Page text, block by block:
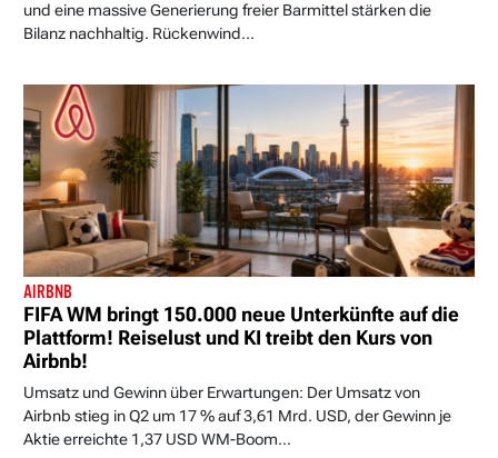
und eine massive Generierung freier Barmittel stärken die
Bilanz nachhaltig. Rückenwind...
AIRBNB
FIFA WM bringt 150.000 neue Unterkünfte auf die
Plattform! Reiselust und KI treibt den Kurs von
Airbnb!
Umsatz und Gewinn über Erwartungen: Der Umsatz von
Airbnb stieg in Q2 um 17 % auf 3,61 Mrd. USD, der Gewinn je
Aktie erreichte 1,37 USD WM-Boom...